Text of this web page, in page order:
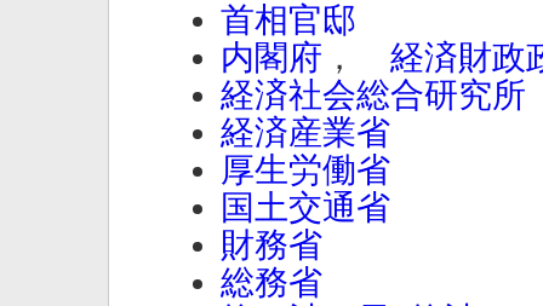
首相官邸
内閣府 ， 経済財政
経済社会総合研究所
経済産業省
厚生労働省
国土交通省
財務省
総務省